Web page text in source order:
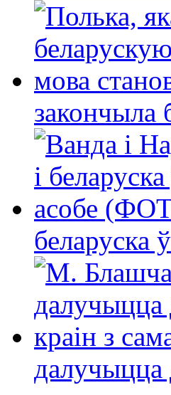
закончыла
далучыцца